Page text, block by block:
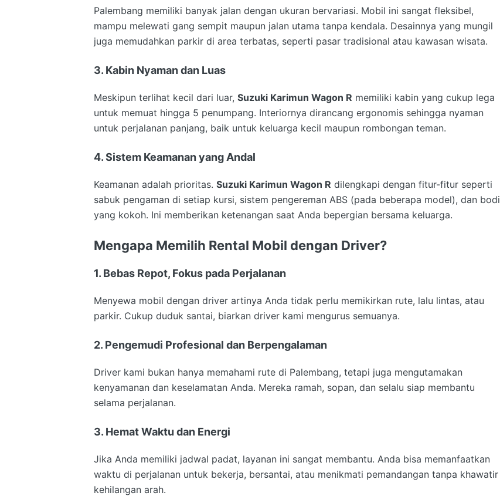
Palembang memiliki banyak jalan dengan ukuran bervariasi. Mobil ini sangat fleksibel,
mampu melewati gang sempit maupun jalan utama tanpa kendala. Desainnya yang mungil
juga memudahkan parkir di area terbatas, seperti pasar tradisional atau kawasan wisata.
3. Kabin Nyaman dan Luas
Meskipun terlihat kecil dari luar, Suzuki Karimun Wagon R memiliki kabin yang cukup lega
untuk memuat hingga 5 penumpang. Interiornya dirancang ergonomis sehingga nyaman
untuk perjalanan panjang, baik untuk keluarga kecil maupun rombongan teman.
4. Sistem Keamanan yang Andal
Keamanan adalah prioritas. Suzuki Karimun Wagon R dilengkapi dengan fitur-fitur seperti
sabuk pengaman di setiap kursi, sistem pengereman ABS (pada beberapa model), dan bodi
yang kokoh. Ini memberikan ketenangan saat Anda bepergian bersama keluarga.
Mengapa Memilih Rental Mobil dengan Driver?
1. Bebas Repot, Fokus pada Perjalanan
Menyewa mobil dengan driver artinya Anda tidak perlu memikirkan rute, lalu lintas, atau
parkir. Cukup duduk santai, biarkan driver kami mengurus semuanya.
2. Pengemudi Profesional dan Berpengalaman
Driver kami bukan hanya memahami rute di Palembang, tetapi juga mengutamakan
kenyamanan dan keselamatan Anda. Mereka ramah, sopan, dan selalu siap membantu
selama perjalanan.
3. Hemat Waktu dan Energi
Jika Anda memiliki jadwal padat, layanan ini sangat membantu. Anda bisa memanfaatkan
waktu di perjalanan untuk bekerja, bersantai, atau menikmati pemandangan tanpa khawatir
kehilangan arah.